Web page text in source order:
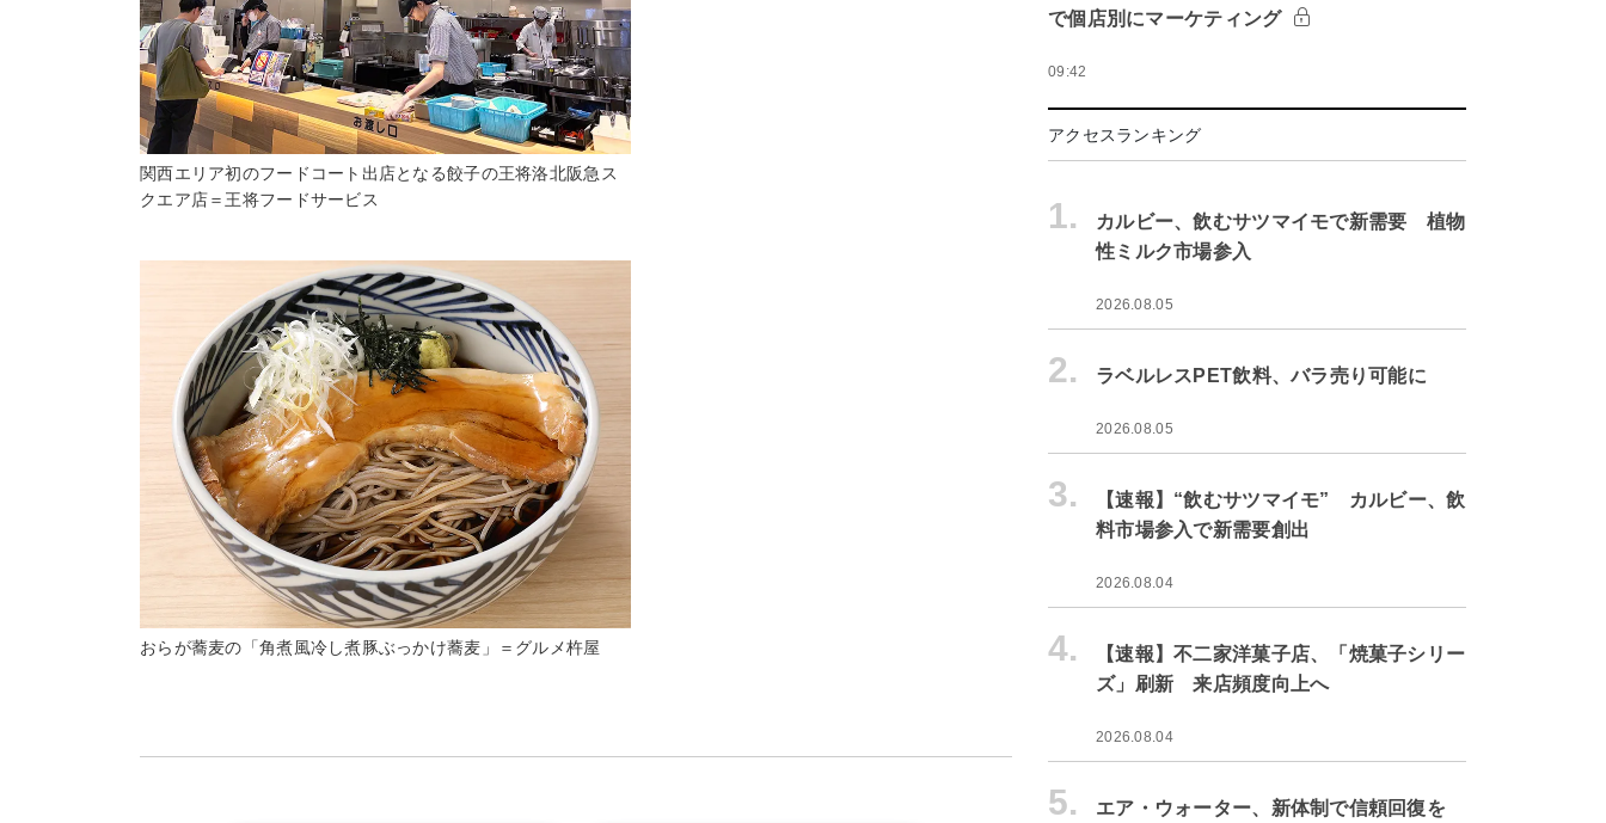
関西エリア初のフードコート出店となる餃子の王将洛北阪急ス
クエア店＝王将フードサービス
おらが蕎麦の「角煮風冷し煮豚ぶっかけ蕎麦」＝グルメ杵屋
で個店別にマーケティング
09:42
アクセスランキング
1.
カルビー、飲むサツマイモで新需要 植物
性ミルク市場参入
2026.08.05
2. ラベルレスPET飲料、バラ売り可能に
2026.08.05
3.
【速報】“飲むサツマイモ” カルビー、飲
料市場参入で新需要創出
2026.08.04
4.
【速報】不二家洋菓子店、「焼菓子シリー
ズ」刷新 来店頻度向上へ
2026.08.04
5.
エア・ウォーター、新体制で信頼回復を